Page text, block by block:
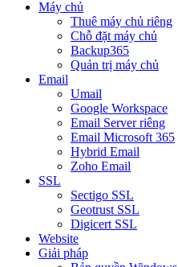
Máy chủ
Thuê máy chủ riêng
Chỗ đặt máy chủ
Backup365
Quản trị máy chủ
Email
Umail
Google Workspace
Email Server riêng
Email Microsoft 365
Hybrid Email
Zoho Email
SSL
Sectigo SSL
Geotrust SSL
Digicert SSL
Website
Giải pháp